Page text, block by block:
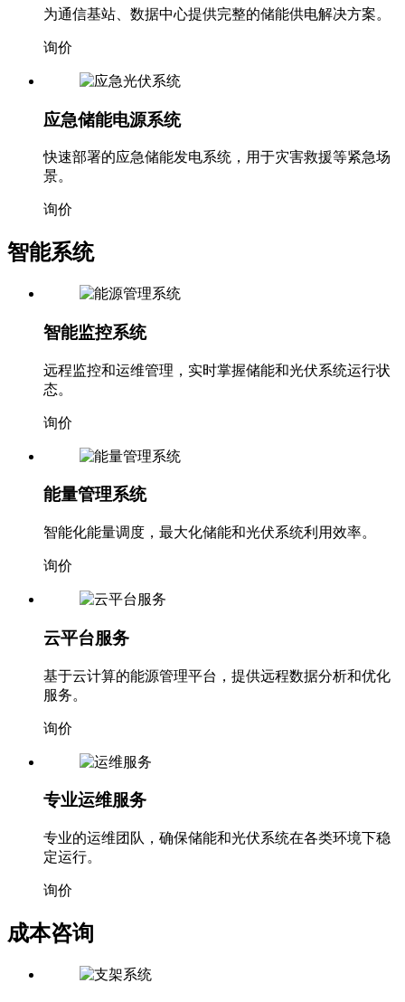
为通信基站、数据中心提供完整的储能供电解决方案。
询价
应急储能电源系统
快速部署的应急储能发电系统，用于灾害救援等紧急场
景。
询价
智能系统
智能监控系统
远程监控和运维管理，实时掌握储能和光伏系统运行状
态。
询价
能量管理系统
智能化能量调度，最大化储能和光伏系统利用效率。
询价
云平台服务
基于云计算的能源管理平台，提供远程数据分析和优化
服务。
询价
专业运维服务
专业的运维团队，确保储能和光伏系统在各类环境下稳
定运行。
询价
成本咨询